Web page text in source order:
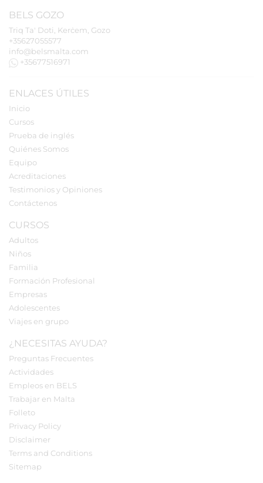
BELS GOZO
Triq Ta' Doti, Kerċem, Gozo
+35627055577
info@belsmalta.com
+35677516971
ENLACES ÚTILES
Inicio
Cursos
Prueba de inglés
Quiénes Somos
Equipo
Acreditaciones
Testimonios y Opiniones
Contáctenos
CURSOS
Adultos
Niños
Familia
Formación Profesional
Empresas
Adolescentes
Viajes en grupo
¿NECESITAS AYUDA?
Preguntas Frecuentes
Actividades
Empleos en BELS
Trabajar en Malta
Folleto
Privacy Policy
Disclaimer
Terms and Conditions
Sitemap